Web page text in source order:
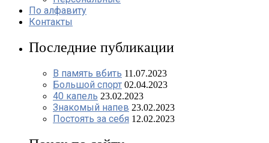
По алфавиту
Контакты
Последние публикации
В память вбить 11.07.2023
Большой спорт 02.04.2023
40 капель 23.02.2023
Знакомый напев 23.02.2023
Постоять за себя 12.02.2023